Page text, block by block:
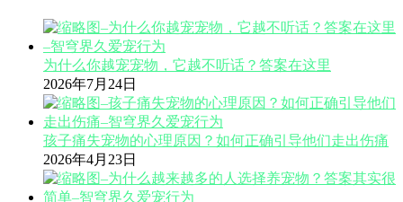
为什么你越宠宠物，它越不听话？答案在这里
2026年7月24日
孩子痛失宠物的心理原因？如何正确引导他们走出伤痛
2026年4月23日